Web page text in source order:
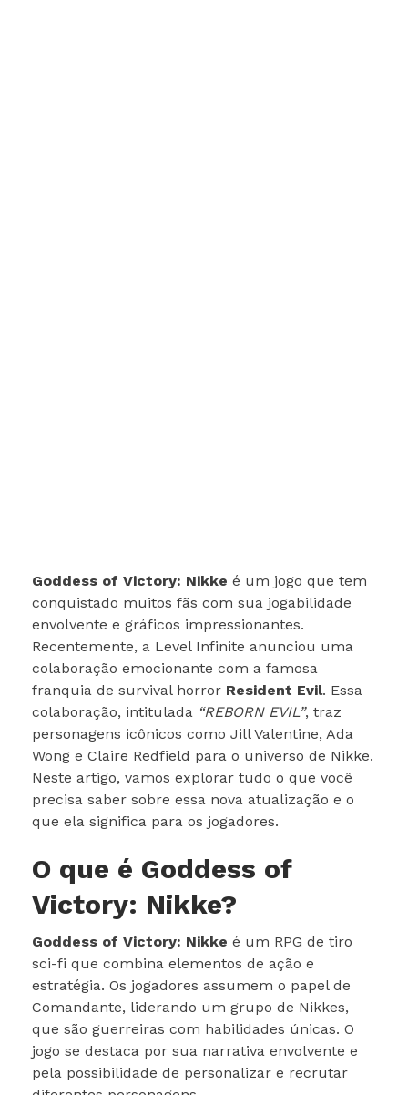
Goddess of Victory: Nikke é um jogo que tem
conquistado muitos fãs com sua jogabilidade
envolvente e gráficos impressionantes.
Recentemente, a Level Infinite anunciou uma
colaboração emocionante com a famosa
franquia de survival horror Resident Evil. Essa
colaboração, intitulada “REBORN EVIL”, traz
personagens icônicos como Jill Valentine, Ada
Wong e Claire Redfield para o universo de Nikke.
Neste artigo, vamos explorar tudo o que você
precisa saber sobre essa nova atualização e o
que ela significa para os jogadores.
O que é Goddess of
Victory: Nikke?
Goddess of Victory: Nikke é um RPG de tiro
sci-fi que combina elementos de ação e
estratégia. Os jogadores assumem o papel de
Comandante, liderando um grupo de Nikkes,
que são guerreiras com habilidades únicas. O
jogo se destaca por sua narrativa envolvente e
pela possibilidade de personalizar e recrutar